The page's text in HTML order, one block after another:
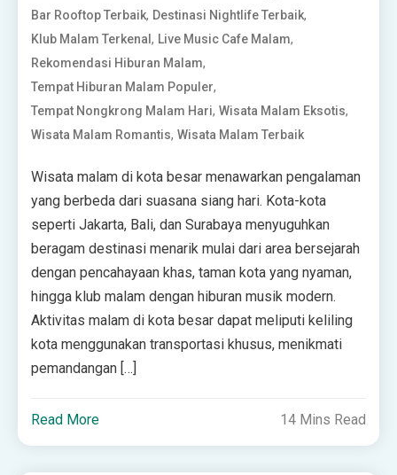
Bar Rooftop Terbaik, Destinasi Nightlife Terbaik,
Klub Malam Terkenal, Live Music Cafe Malam,
Rekomendasi Hiburan Malam,
Tempat Hiburan Malam Populer,
Tempat Nongkrong Malam Hari,Wisata Malam Eksotis,
Wisata Malam Romantis,Wisata Malam Terbaik
Wisata malam di kota besar menawarkan pengalaman
yang berbeda dari suasana siang hari. Kota-kota
seperti Jakarta, Bali, dan Surabaya menyuguhkan
beragam destinasi menarik mulai dari area bersejarah
dengan pencahayaan khas, taman kota yang nyaman,
hingga klub malam dengan hiburan musik modern.
Aktivitas malam di kota besar dapat meliputi keliling
kota menggunakan transportasi khusus, menikmati
pemandangan […]
Read More 14 Mins Read